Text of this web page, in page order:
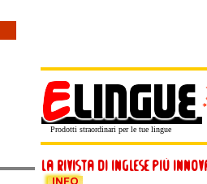
Prodotti straordinari per le tue lingue